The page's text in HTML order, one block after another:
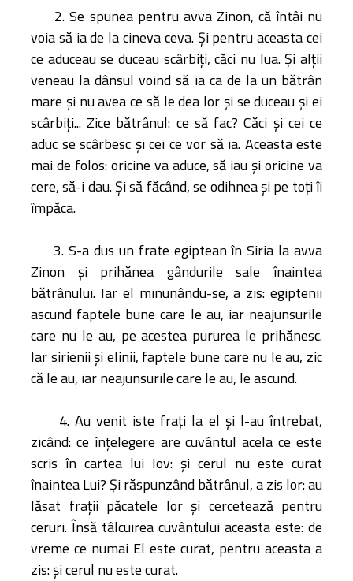
Associazioni e
Centri
Cimiteri
Parrocchie
RISORSE
RISORSE
Apostolia Italia
Comunicati stampa
Gli Statuti e le leggi
Risorse multimediali
Opinioni Ortodosse
Dalla vita
della”famiglia” della
diocesi
CSDE
La Parola del Vescovo
Prezentarea
Parohiilor
CONTATTI
2. Se spunea pentru avva Zinon, că întâi nu
voia să ia de la cineva ceva. Şi pentru aceasta cei
ce aduceau se duceau scârbiţi, căci nu lua. Şi alţii
veneau la dânsul voind să ia ca de la un bătrân
mare şi nu avea ce să le dea lor şi se duceau şi ei
scârbiţi... Zice bătrânul: ce să fac? Căci şi cei ce
aduc se scârbesc şi cei ce vor să ia. Aceasta este
mai de folos: oricine va aduce, să iau şi oricine va
cere, să-i dau. Şi să făcând, se odihnea şi pe toţi îi
împăca.
3. S-a dus un frate egiptean în Siria la avva
Zinon şi prihănea gândurile sale înaintea
bătrânului. Iar el minunându-se, a zis: egiptenii
ascund faptele bune care le au, iar neajunsurile
care nu le au, pe acestea pururea le prihănesc.
Iar sirienii şi elinii, faptele bune care nu le au, zic
că le au, iar neajunsurile care le au, le ascund.
4. Au venit iste fraţi la el şi l-au întrebat,
zicând: ce înţelegere are cuvântul acela ce este
scris în cartea lui Iov: şi cerul nu este curat
înaintea Lui? Şi răspunzând bătrânul, a zis lor: au
lăsat fraţii păcatele lor şi cercetează pentru
ceruri. Însă tâlcuirea cuvântului aceasta este: de
vreme ce numai El este curat, pentru aceasta a
zis: şi cerul nu este curat.